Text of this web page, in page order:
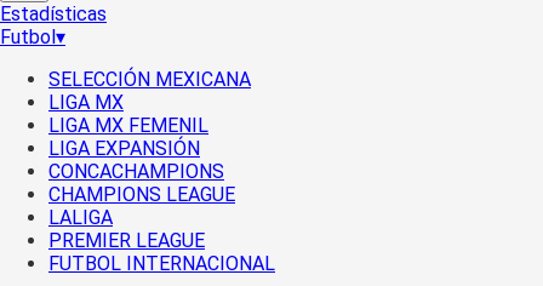
Estadísticas
Futbol▾
SELECCIÓN MEXICANA
LIGA MX
LIGA MX FEMENIL
LIGA EXPANSIÓN
CONCACHAMPIONS
CHAMPIONS LEAGUE
LALIGA
PREMIER LEAGUE
FUTBOL INTERNACIONAL